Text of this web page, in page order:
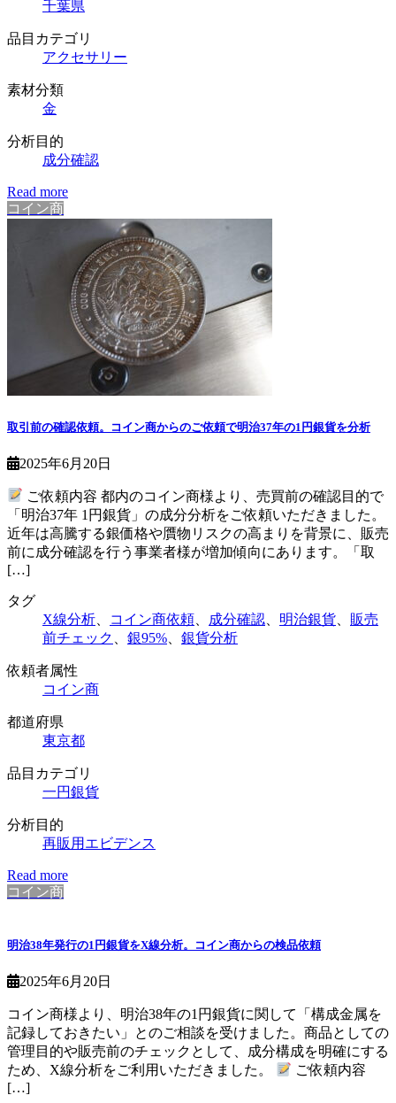
千葉県
品目カテゴリ
アクセサリー
素材分類
金
分析目的
成分確認
Read more
コイン商
取引前の確認依頼。コイン商からのご依頼で明治37年の1円銀貨を分析
2025年6月20日
ご依頼内容 都内のコイン商様より、売買前の確認目的で
「明治37年 1円銀貨」の成分分析をご依頼いただきました。
近年は高騰する銀価格や贋物リスクの高まりを背景に、販売
前に成分確認を行う事業者様が増加傾向にあります。「取
[…]
タグ
X線分析
コイン商依頼 成分確認 明治銀貨
販売
前チェック
銀95% 銀貨分析
依頼者属性
コイン商
都道府県
東京都
品目カテゴリ
一円銀貨
分析目的
再販用エビデンス
Read more
コイン商
明治38年発行の1円銀貨をX線分析。コイン商からの検品依頼
2025年6月20日
コイン商様より、明治38年の1円銀貨に関して「構成金属を
記録しておきたい」とのご相談を受けました。商品としての
管理目的や販売前のチェックとして、成分構成を明確にする
ため、X線分析をご利用いただきました。
ご依頼内容
[…]